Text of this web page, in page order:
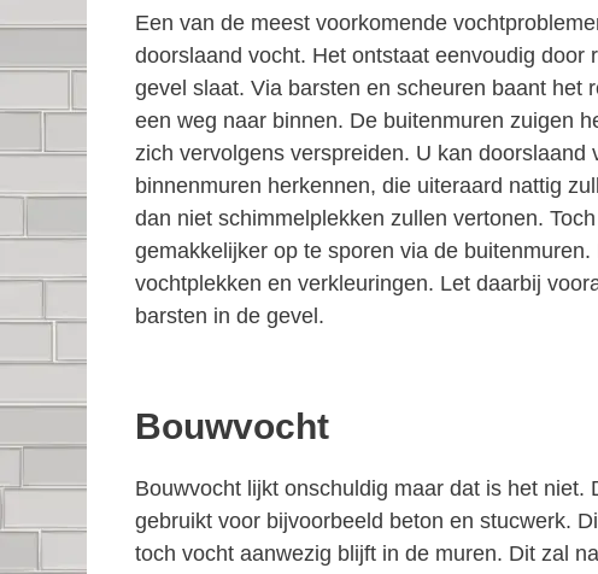
Een van de meest voorkomende
doorslaand vocht. Het ontstaat eenvoudig door
gevel slaat. Via barsten en scheuren baant het
een weg naar binnen. De buitenmuren zuigen
zich vervolgens verspreiden. U kan doorslaand
binnenmuren herkennen, die uiteraard nattig
dan niet schimmelplekken zullen vertonen.
gemakkelijker op te sporen via de buitenmuren.
vochtplekken en verkleuringen. Let daarbij
barsten in de gevel.
Bouwvocht
Bouwvocht lijkt onschuldig maar dat is het
gebruikt voor bijvoorbeeld beton en stucwerk.
toch vocht aanwezig blijft in de muren. Dit zal